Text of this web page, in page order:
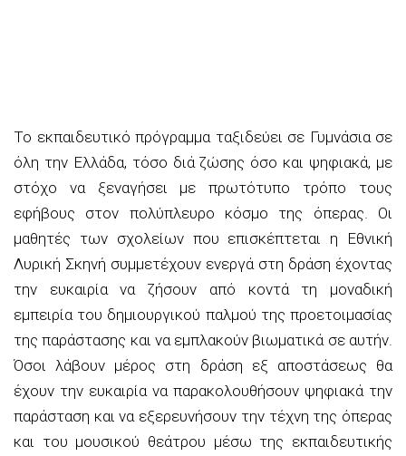
Το εκπαιδευτικό πρόγραμμα ταξιδεύει σε Γυμνάσια σε
όλη την Ελλάδα, τόσο διά ζώσης όσο και ψηφιακά, με
στόχο να ξεναγήσει με πρωτότυπο τρόπο τους
εφήβους στον πολύπλευρο κόσμο της όπερας. Οι
μαθητές των σχολείων που επισκέπτεται η Εθνική
Λυρική Σκηνή συμμετέχουν ενεργά στη δράση έχοντας
την ευκαιρία να ζήσουν από κοντά τη μοναδική
εμπειρία του δημιουργικού παλμού της προετοιμασίας
της παράστασης και να εμπλακούν βιωματικά σε αυτήν.
Όσοι λάβουν μέρος στη δράση εξ αποστάσεως θα
έχουν την ευκαιρία να παρακολουθήσουν ψηφιακά την
παράσταση και να εξερευνήσουν την τέχνη της όπερας
και του μουσικού θεάτρου μέσω της εκπαιδευτικής